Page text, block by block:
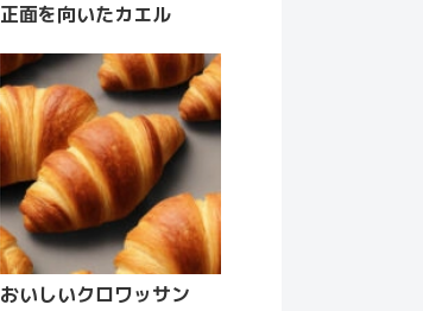
正面を向いたカエル
おいしいクロワッサン